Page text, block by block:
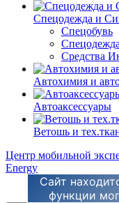
Спецодежда и
Спецобувь
Спецодежда
Средства
Автохимия и
Автоаксессуары
Ветошь и
Центр мобильной
Energy
Сайт
функции